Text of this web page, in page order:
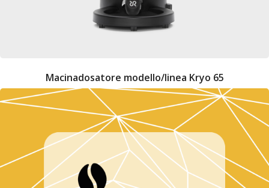
Macinadosatore modello/linea Kryo 65